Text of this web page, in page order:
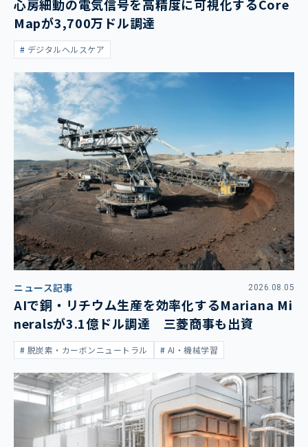
心房細動の電気信号を高精度に可視化するCore
Mapが3,700万ドル調達
デジタルヘルスケア
ニュース記事 2026.08.05
AIで銅・リチウム生産を効率化するMariana Mi
neralsが3.1億ドル調達 三菱商事も出資
脱炭素・カーボンニュートラル AI・機械学習